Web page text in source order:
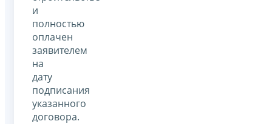
и
полностью
оплачен
заявителем
на
дату
подписания
указанного
договора.